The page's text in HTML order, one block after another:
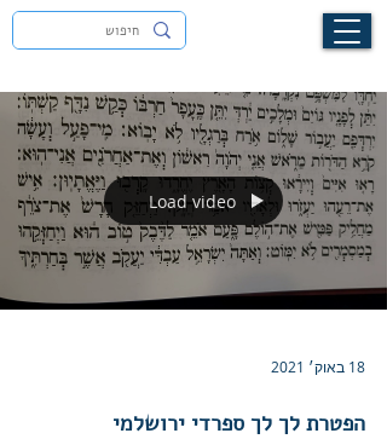
Load video
18 באוק׳ 2021
הפטרת לך לך ספרדי ירושלמי